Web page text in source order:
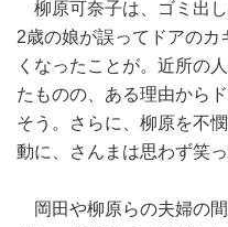
柳原可奈子は、ゴミ出し
2歳の娘が誤ってドアの
くなったことが。近所の
たものの、ある理由から
そう。さらに、柳原を不
動に、さんまは思わず笑っ
岡田や柳原らの夫婦の